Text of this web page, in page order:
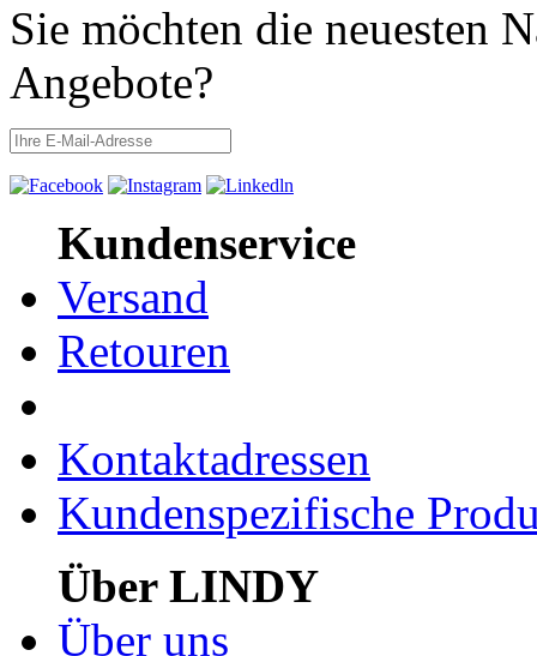
Sie möchten die neuesten
Angebote?
Kundenservice
Versand
Retouren
Kontaktadressen
Kundenspezifische
Über LINDY
Über uns